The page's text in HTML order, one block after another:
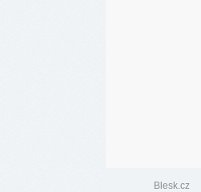
Blesk.cz